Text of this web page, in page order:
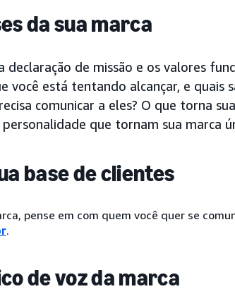
da sua marca
declaração de missão e os valores
você está tentando alcançar, e quais
comunicar a eles? O que torna
que tornam sua marca
base de clientes
pense em com quem você quer se
.
de voz da marca